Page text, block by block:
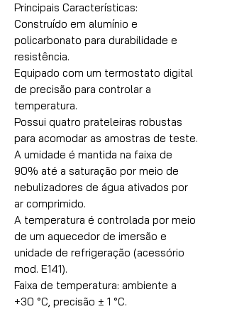
Principais Características:
Construído em alumínio e
policarbonato para durabilidade e
resistência.
Equipado com um termostato digital
de precisão para controlar a
temperatura.
Possui quatro prateleiras robustas
para acomodar as amostras de teste.
A umidade é mantida na faixa de
90% até a saturação por meio de
nebulizadores de água ativados por
ar comprimido.
A temperatura é controlada por meio
de um aquecedor de imersão e
unidade de refrigeração (acessório
mod. E141).
Faixa de temperatura: ambiente a
+30 °C, precisão ± 1 °C.